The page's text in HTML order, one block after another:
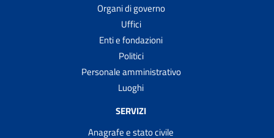
Organi di governo
Uffici
Enti e fondazioni
Politici
Personale amministrativo
Luoghi
SERVIZI
Anagrafe e stato civile